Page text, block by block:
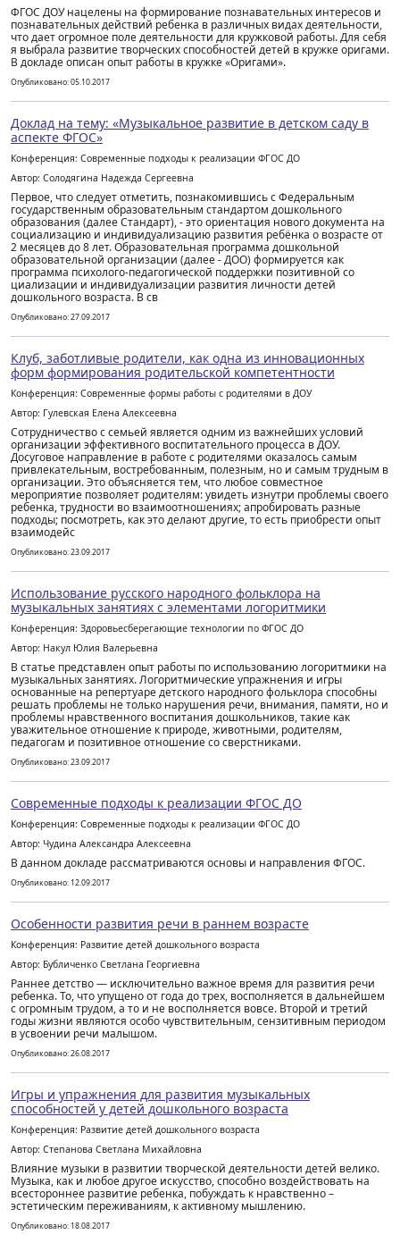
ФГОС ДОУ нацелены на формирование познавательных интересов и
познавательных действий ребенка в различных видах деятельности,
что дает огромное поле деятельности для кружковой работы. Для себя
я выбрала развитие творческих способностей детей в кружке оригами.
В докладе описан опыт работы в кружке «Оригами».
Опубликовано: 05.10.2017
Доклад на тему: «Музыкальное развитие в детском саду в
аспекте ФГОС»
Конференция: Современные подходы к реализации ФГОС ДО
Автор: Солодягина Надежда Сергеевна
Первое, что следует отметить, познакомившись с Федеральным
государственным образовательным стандартом дошкольного
образования (далее Стандарт), - это ориентация нового документа на
со​циализацию и индивидуализацию развития ребёнка о возрасте от
2 месяцев до 8 лет. Образовательная программа дошкольной
образовательной организа​ции (далее - ДОО) формируется как
программа пси​холого-педагогической поддержки позитивной со​
циализации и индивидуализации развития личности детей
дошкольного возраста. В св
Опубликовано: 27.09.2017
Клуб, заботливые родители, как одна из инновационных
форм формирования родительской компетентности
Конференция: Современные формы работы с родителями в ДОУ
Автор: Гулевская Елена Алексеевна
Сотрудничество с семьей является одним из важнейших условий
организации эффективного воспитательного процесса в ДОУ.
Досуговое направление в работе с родителями оказалось самым
привлекательным, востребованным, полезным, но и самым трудным в
организации. Это объясняется тем, что любое совместное
мероприятие позволяет родителям: увидеть изнутри проблемы своего
ребенка, трудности во взаимоотношениях; апробировать разные
подходы; посмотреть, как это делают другие, то есть приобрести опыт
взаимодейс
Опубликовано: 23.09.2017
Использование русского народного фольклора на
музыкальных занятиях с элементами логоритмики
Конференция: Здоровьесберегающие технологии по ФГОС ДО
Автор: Накул Юлия Валерьевна
В статье представлен опыт работы по использованию логоритмики на
музыкальных занятиях. Логоритмические упражнения и игры
основанные на репертуаре детского народного фольклора способны
решать проблемы не только нарушения речи, внимания, памяти, но и
проблемы нравственного воспитания дошкольников, такие как
уважительное отношение к природе, животными, родителям,
педагогам и позитивное отношение со сверстниками.
Опубликовано: 23.09.2017
Современные подходы к реализации ФГОС ДО
Конференция: Современные подходы к реализации ФГОС ДО
Автор: Чудина Александра Алексеевна
В данном докладе рассматриваются основы и направления ФГОС.
Опубликовано: 12.09.2017
Особенности развития речи в раннем возрасте
Конференция: Развитие детей дошкольного возраста
Автор: Бубличенко Светлана Георгиевна
Раннее детство — исключительно важное время для развития речи
ребенка. То, что упущено от года до трех, восполняется в дальнейшем
с огромным трудом, а то и не восполняется вовсе. Второй и третий
годы жизни являются особо чувствительным, сензитивным периодом
в усвоении речи малышом.
Опубликовано: 26.08.2017
Игры и упражнения для развития музыкальных
способностей у детей дошкольного возраста
Конференция: Развитие детей дошкольного возраста
Автор: Степанова Светлана Михайловна
Влияние музыки в развитии творческой деятельности детей велико.
Музыка, как и любое другое искусство, способно воздействовать на
всестороннее развитие ребенка, побуждать к нравственно –
эстетическим переживаниям, к активному мышлению.
Опубликовано: 18.08.2017